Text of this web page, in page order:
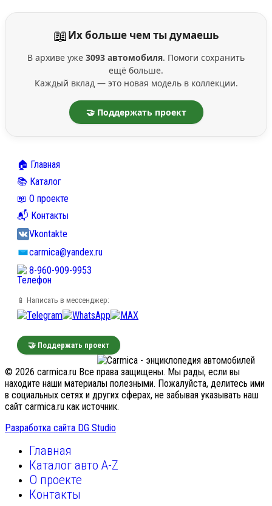
📖Их больше чем ты думаешь
В архиве уже 3093 автомобиля. Помоги сохранить
ещё больше.
Каждый вклад — это новая модель в коллекции.
🤝 Поддержать проект
🏠 Главная
📚 Каталог
📖 О проекте
📬 Контакты
Vkontakte
carmica@yandex.ru
8-960-909-9953
📱 Написать в мессенджер:
🤝 Поддержать проект
© 2026 carmica.ru Все права защищены. Мы рады, если вы
находите наши материалы полезными. Пожалуйста, делитесь ими
в социальных сетях и других сферах, не забывая указывать наш
сайт carmica.ru как источник.
Разработка сайта DG Studio
Главная
Каталог авто A-Z
О проекте
Контакты